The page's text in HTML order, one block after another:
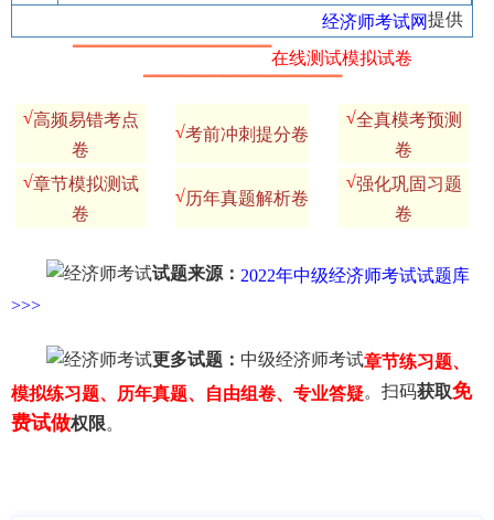
经济师考试网提供
在线测试模拟试卷
√高频易错考点
卷
√考前冲刺提分卷
√全真模考预测
卷
√章节模拟测试
卷
√历年真题解析卷
√强化巩固习题
卷
试题来源： 2022年中级经济师考试试题库
>>>
更多试题： 中级经济师考试章节练习题、
模拟练习题、历年真题、自由组卷、专业答疑。扫码获取免
费试做权限。